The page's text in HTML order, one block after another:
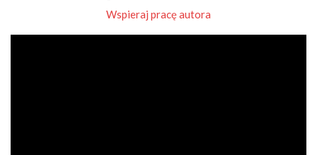
Wspieraj pracę autora